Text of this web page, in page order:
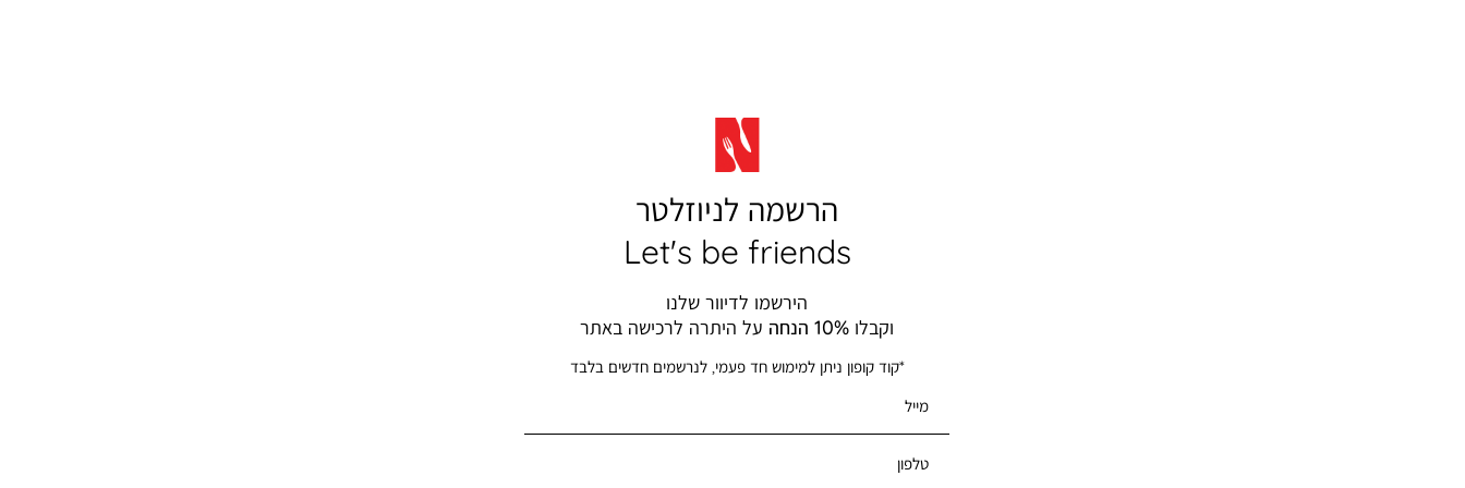
הרשמה לניוזלטר
Let's be friends
הירשמו לדיוור שלנו
וקבלו 10% הנחה על היתרה לרכישה באתר
*קוד קופון ניתן למימוש חד פעמי, לנרשמים חדשים בלבד
מייל
טלפון